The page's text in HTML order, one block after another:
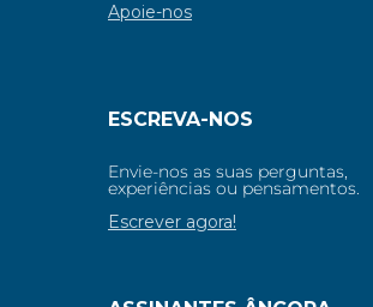
Apoie-nos
ESCREVA-NOS
Envie-nos as suas perguntas,
experiências ou pensamentos.
Escrever agora!